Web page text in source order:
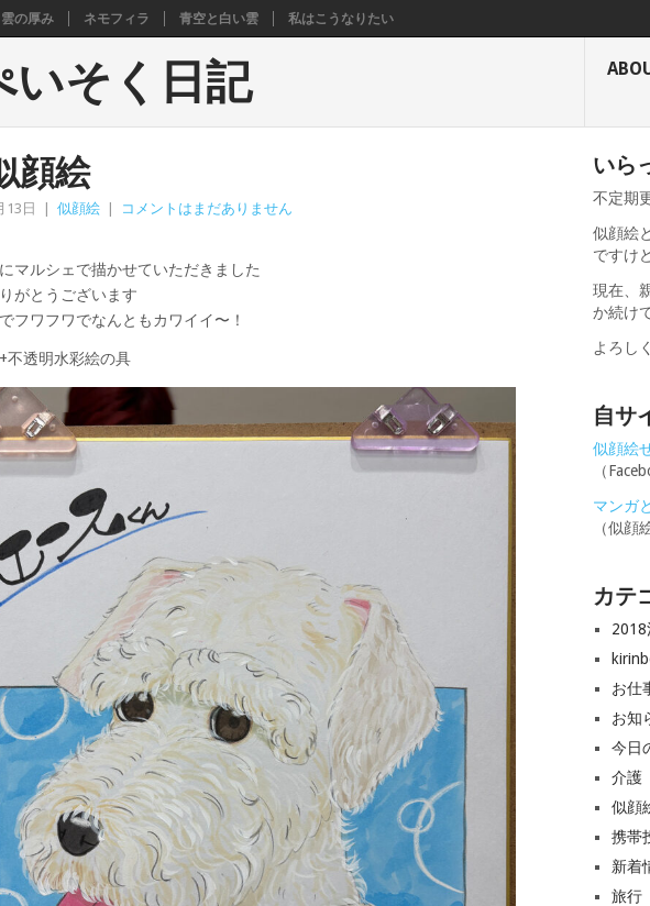
雲の厚み ネモフィラ 青空と白い雲 私はこうなりたい
いそく日記
顔絵
13日 似顔絵 コメントはまだありません
マルシェで描かせていただきました
がとうございます
フワフワでなんともカワイイ〜！
不透明水彩絵の具
いら
不定期
似顔絵
ですけ
現在、
か続け
よろし
自サ
似顔絵
（
マンガ
（似顔
カテ
お仕
お知
今日
介護
似顔
携帯
新着
旅行